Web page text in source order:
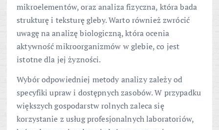
mikroelementów, oraz analiza fizyczna, która bada
strukturę i teksturę gleby. Warto również zwrócić
uwagę na analizę biologiczną, która ocenia
aktywność mikroorganizmów w glebie, co jest
istotne dla jej żyzności.
Wybór odpowiedniej metody analizy zależy od
specyfiki upraw i dostępnych zasobów. W przypadku
większych gospodarstw rolnych zaleca się
korzystanie z usług profesjonalnych laboratoriów,